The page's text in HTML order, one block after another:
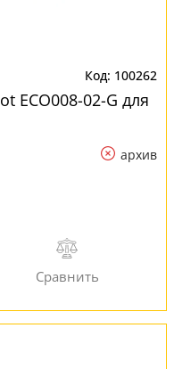
100262
ECO008-02-G для
архив